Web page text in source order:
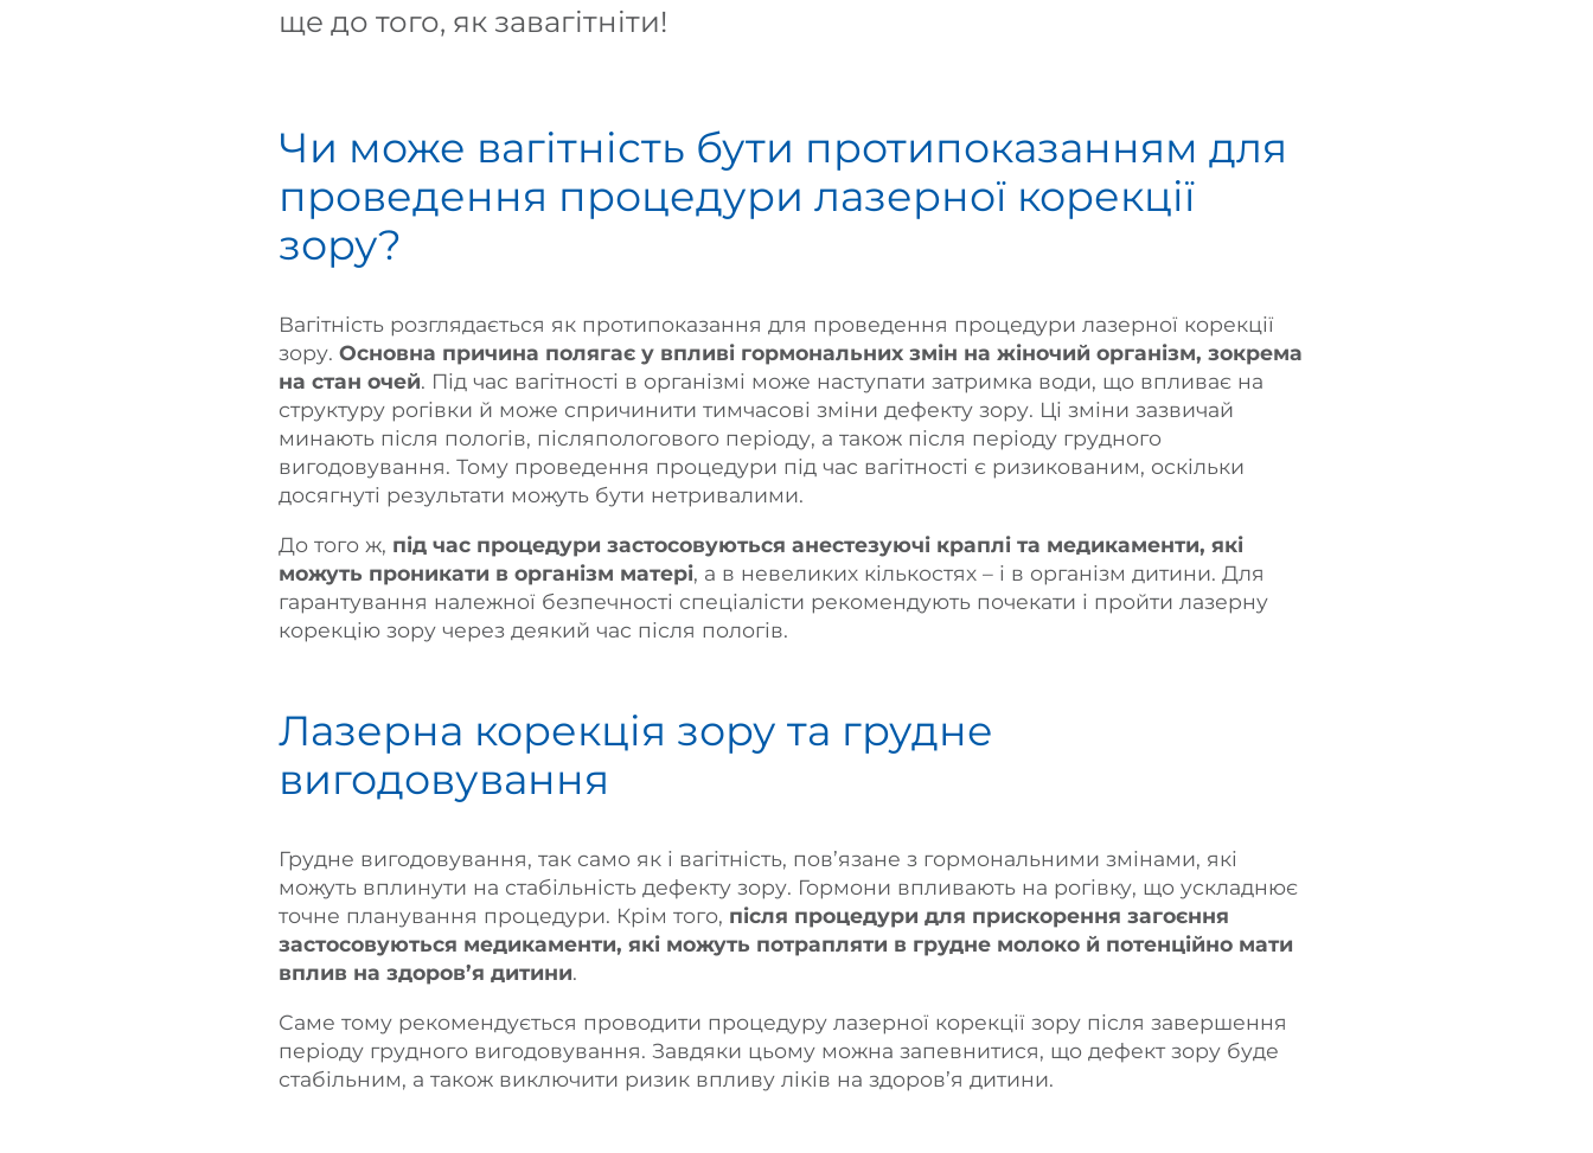
ще до того, як завагітніти!
Чи може вагітність бути протипоказанням для
проведення процедури лазерної корекції
зору?
Вагітність розглядається як протипоказання для проведення процедури лазерної корекції
зору.Основна причина полягає у впливі гормональних змін на жіночий організм, зокрема
на стан очей. Під час вагітності в організмі може наступати затримка води, що впливає на
структуру рогівки й може спричинити тимчасові зміни дефекту зору. Ці зміни зазвичай
минають після пологів, післяпологового періоду, а також після періоду грудного
вигодовування. Тому проведення процедури під час вагітності є ризикованим, оскільки
досягнуті результати можуть бути нетривалими.
До того ж, під час процедури застосовуються анестезуючі краплі та медикаменти, які
можуть проникати в організм матері, а в невеликих кількостях – і в організм дитини. Для
гарантування належної безпечності спеціалісти рекомендують почекати і пройти лазерну
корекцію зору через деякий час після пологів.
Лазерна корекція зору та грудне
вигодовування
Грудне вигодовування, так само як і вагітність, пов’язане з гормональними змінами, які
можуть вплинути на стабільність дефекту зору. Гормони впливають на рогівку, що ускладнює
точне планування процедури. Крім того, після процедури для прискорення загоєння
застосовуються медикаменти, які можуть потрапляти в грудне молоко й потенційно мати
вплив на здоров’я дитини.
Саме тому рекомендується проводити процедуру лазерної корекції зору після завершення
періоду грудного вигодовування. Завдяки цьому можна запевнитися, що дефект зору буде
стабільним, а також виключити ризик впливу ліків на здоров’я дитини.